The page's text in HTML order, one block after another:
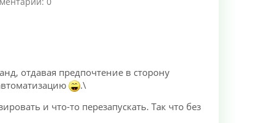
отдавая предпочтение в сторону
.\
и что-то перезапускать. Так что без